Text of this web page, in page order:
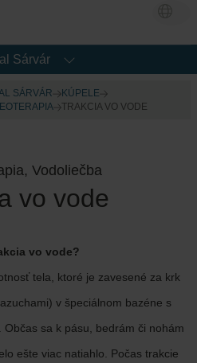
Sárvár
SÁRVÁR
KÚPELE
TRAKCIA VO VODE
Vodoliečba
vo vode
vo vode?
tela, ktoré je zavesené za krk
v špeciálnom bazéne s
sa k pásu, bedrám či nohám
ešte viac natiahlo. Počas trakcie